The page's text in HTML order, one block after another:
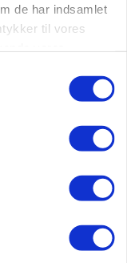
de har indsamlet
til vores
kan give